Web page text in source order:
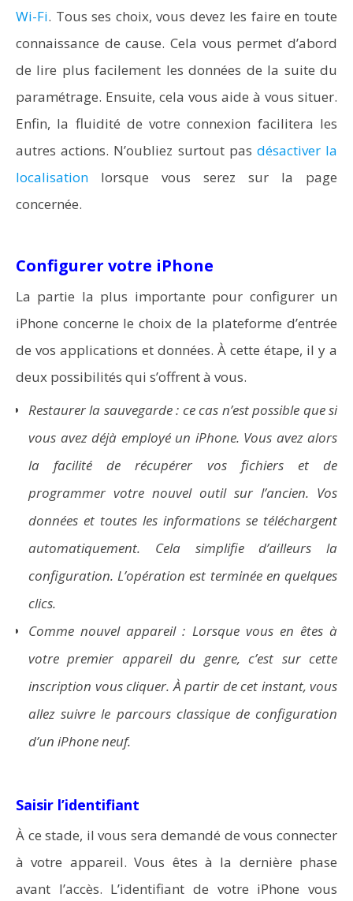
Vidéoprojecteurs Asus : Top 6 des meilleurs modèles
de la marque
Wi-Fi. Tous ses choix, vous devez les faire en toute
connaissance de cause. Cela vous permet d’abord
de lire plus facilement les données de la suite du
paramétrage. Ensuite, cela vous aide à vous situer.
Enfin, la fluidité de votre connexion facilitera les
autres actions. N’oubliez surtout pas désactiver la
localisation lorsque vous serez sur la page
concernée.
Configurer votre iPhone
La partie la plus importante pour configurer un
iPhone concerne le choix de la plateforme d’entrée
de vos applications et données. À cette étape, il y a
deux possibilités qui s’offrent à vous.
Restaurer la sauvegarde: ce cas n’est possible que si
vous avez déjà employé un iPhone. Vous avez alors
la facilité derécupérer vos fichierset de
programmer votre nouvel outil sur l’ancien. Vos
données et toutes les informations se téléchargent
automatiquement. Cela simplifie d’ailleurs la
configuration. L’opération est terminée en quelques
clics.
Comme nouvel appareil : Lorsque vous en êtes à
votre premier appareil du genre, c’est sur cette
inscription vous cliquer. À partir de cet instant, vous
allez suivre le parcours classique de configuration
d’un iPhone neuf.
Saisir l’identifiant
À ce stade, il vous sera demandé de vous connecter
à votre appareil. Vous êtes à la dernière phase
avant l’accès. L’identifiant de votre iPhone vous